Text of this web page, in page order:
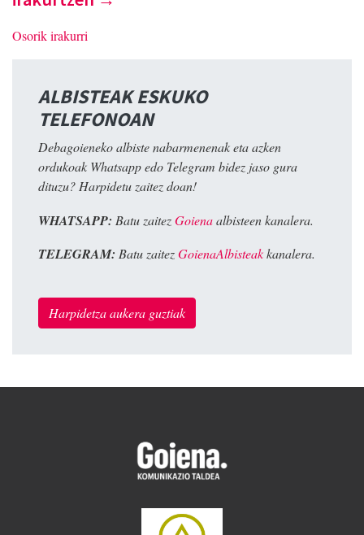
Osorik irakurri
ALBISTEAK ESKUKO
TELEFONOAN
Debagoieneko albiste nabarmenenak eta azken
ordukoak Whatsapp edo Telegram bidez jaso gura
dituzu? Harpidetu zaitez doan!
WHATSAPP: Batu zaitezGoienaalbisteen kanalera.
TELEGRAM: Batu zaitezGoienaAlbisteakkanalera.
Harpidetza aukera guztiak